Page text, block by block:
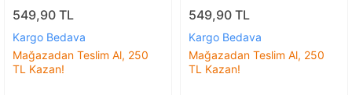
549,90 TL
Kargo Bedava
Mağazadan Teslim Al, 250
TL Kazan!
549,90 TL
Kargo Bedava
Mağazadan Teslim Al, 250
TL Kazan!